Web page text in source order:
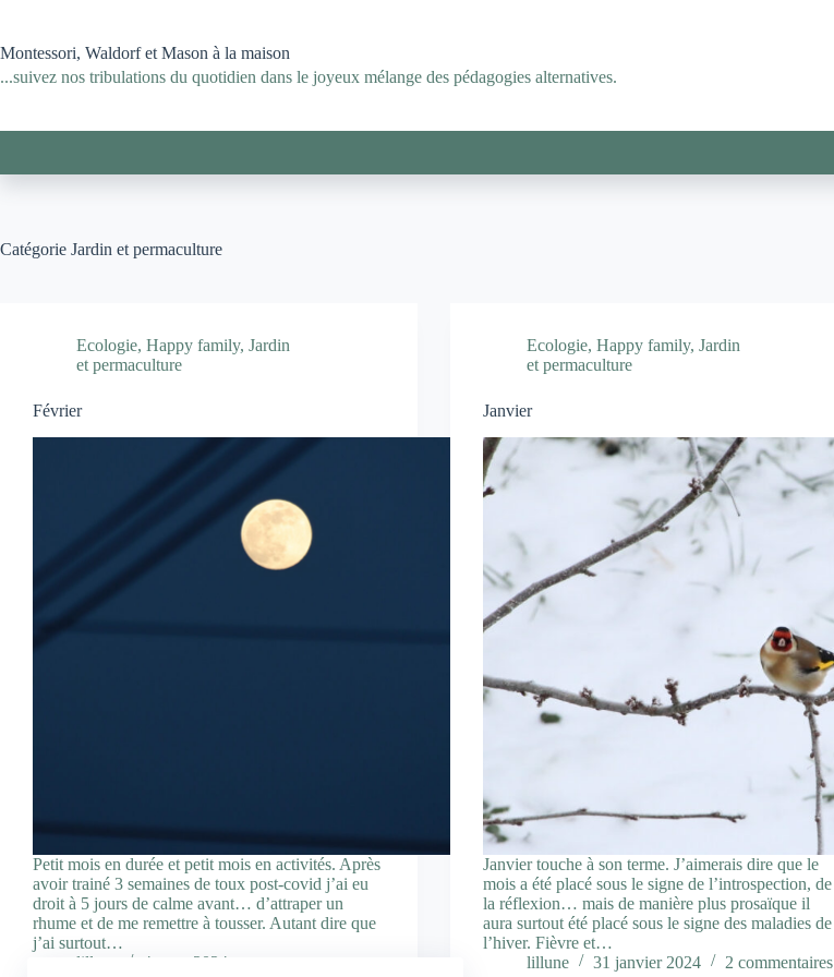
contenu
Montessori, Waldorf et Mason à la maison
...suivez nos tribulations du quotidien dans le joyeux mélange des pédagogies alternatives.
Catégorie Jardin et permaculture
Ecologie, Happy family, Jardin
et permaculture
Février
Petit mois en durée et petit mois en activités. Après
avoir trainé 3 semaines de toux post-covid j’ai eu
droit à 5 jours de calme avant… d’attraper un
rhume et de me remettre à tousser. Autant dire que
j’ai surtout…
lillune
4 mars 2024
Ecologie,Happy family,Jardin
et permaculture
Janvier
Janvier touche à son terme. J’aimerais dire que le
mois a été placé sous le signe de l’introspection, de
la réflexion… mais de manière plus prosaïque il
aura surtout été placé sous le signe des maladies de
l’hiver. Fièvre et…
lillune
31 janvier 2024 2 commentaires